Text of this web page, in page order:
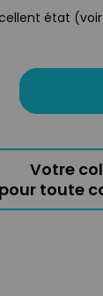
état
Votre
pour toute